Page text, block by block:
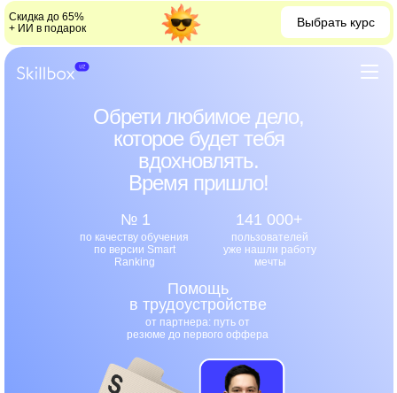
Скидка до 65%
+ ИИ в подарок
Выбрать курс
Обрети любимое дело,
которое будет тебя
вдохновлять.
Время пришло!
№ 1
по качеству обучения
по версии Smart
Ranking
141 000+
пользователей
уже нашли работу
мечты
Помощь
в трудоустройстве
от партнера: путь от
резюме до первого оффера